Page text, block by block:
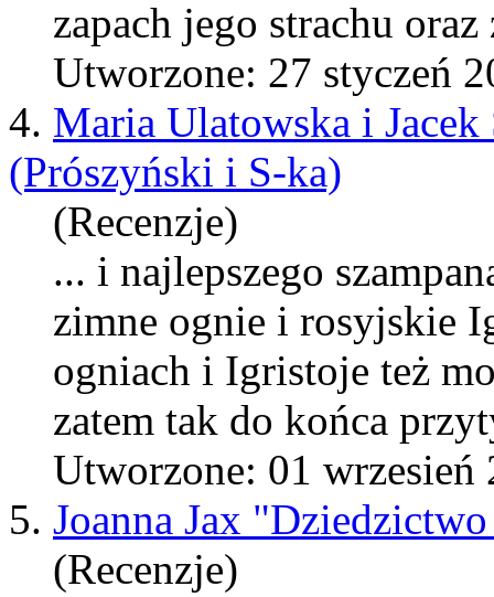
zapach jego strachu oraz
Utworzone: 27 styczeń
4. Maria Ulatowska i
(Prószyński i S-ka)
(Recenzje)
... i najlepszego
zimne ognie i rosyjskie
ogniach i Igristoje też
zatem tak do końca
Utworzone: 01 wrzesień
5. Joanna Jax
(Recenzje)